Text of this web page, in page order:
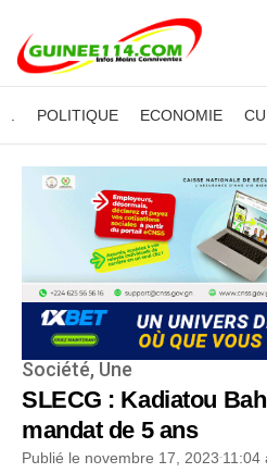
POLITIQUE ECONOMIE
Société, Une
SLECG : Kadiatou
mandat de 5 ans
Publié le novembre 17, 2023 11:04